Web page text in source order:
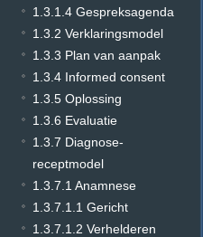
1.3.1.4 Gespreksagenda
1.3.2 Verklaringsmodel
1.3.3 Plan van aanpak
1.3.4 Informed consent
1.3.5 Oplossing
1.3.6 Evaluatie
1.3.7 Diagnose-
receptmodel
1.3.7.1 Anamnese
1.3.7.1.1 Gericht
1.3.7.1.2 Verhelderen